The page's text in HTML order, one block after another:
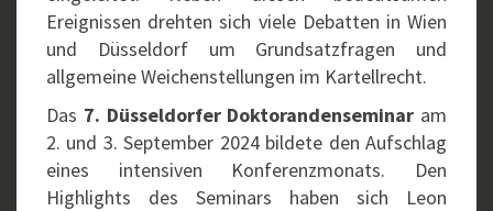
Ereignissen drehten sich viele Debatten in Wien
und Düsseldorf um Grundsatzfragen und
allgemeine Weichenstellungen im Kartellrecht.
Das 7. Düsseldorfer Doktorandenseminar am
2. und 3. September 2024 bildete den Aufschlag
eines intensiven Konferenzmonats. Den
Highlights des Seminars haben sich Leon